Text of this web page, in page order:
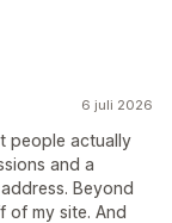
6 juli 2026
people actually
and a
Beyond
of my site. And